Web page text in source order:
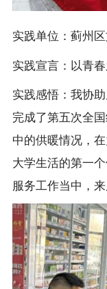
实践单位：蓟州
实践宣言：以青
实践感悟：我协
完成了第五次全
中的供暖情况，
大学生活的第一
服务工作当中，